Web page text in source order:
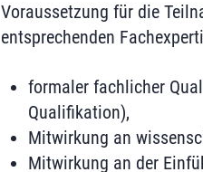
Voraussetzung für die
entsprechenden
formaler fachlicher
Qualifikation),
Mitwirkung an
Mitwirkung an der